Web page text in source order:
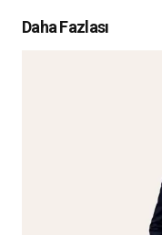
Daha Fazlası